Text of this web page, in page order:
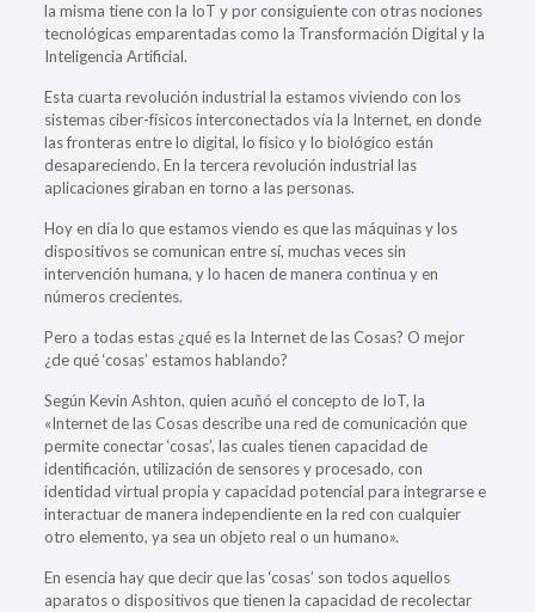
la misma tiene con la IoT y por consiguiente con otras nociones
tecnológicas emparentadas como la Transformación Digital y la
Inteligencia Artificial.
Esta cuarta revolución industrial la estamos viviendo con los
sistemas ciber-físicos interconectados vía la Internet, en donde
las fronteras entre lo digital, lo físico y lo biológico están
desapareciendo. En la tercera revolución industrial las
aplicaciones giraban en torno a las personas.
Hoy en día lo que estamos viendo es que las máquinas y los
dispositivos se comunican entre sí, muchas veces sin
intervención humana, y lo hacen de manera continua y en
números crecientes.
Pero a todas estas ¿qué es la Internet de las Cosas? O mejor
¿de qué ‘cosas’ estamos hablando?
Según Kevin Ashton, quien acuñó el concepto de IoT, la
«Internet de las Cosas describe una red de comunicación que
permite conectar ‘cosas’, las cuales tienen capacidad de
identificación, utilización de sensores y procesado, con
identidad virtual propia y capacidad potencial para integrarse e
interactuar de manera independiente en la red con cualquier
otro elemento, ya sea un objeto real o un humano».
En esencia hay que decir que las ‘cosas’ son todos aquellos
aparatos o dispositivos que tienen la capacidad de recolectar